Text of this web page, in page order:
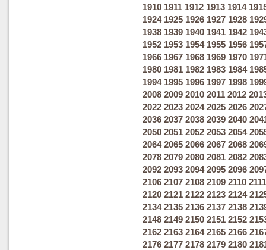
1910 1911 1912 1913 1914
1924 1925 1926 1927 1928
1938 1939 1940 1941 1942
1952 1953 1954 1955 1956
1966 1967 1968 1969 1970
1980 1981 1982 1983 1984
1994 1995 1996 1997 1998
2008 2009 2010 2011 2012
2022 2023 2024 2025 2026
2036 2037 2038 2039 2040
2050 2051 2052 2053 2054
2064 2065 2066 2067 2068
2078 2079 2080 2081 2082
2092 2093 2094 2095 2096
2106 2107 2108 2109 2110 2111
2120 2121 2122 2123 2124
2134 2135 2136 2137 2138
2148 2149 2150 2151 2152
2162 2163 2164 2165 2166
2176 2177 2178 2179 2180